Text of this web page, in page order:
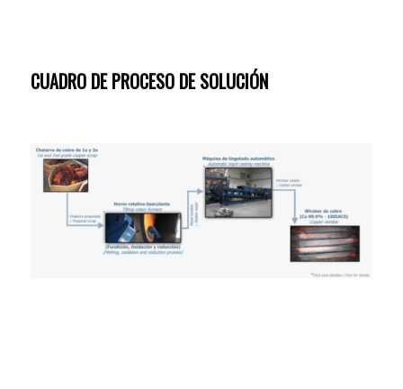
CUADRO DE PROCESO DE SOLUCIÓN